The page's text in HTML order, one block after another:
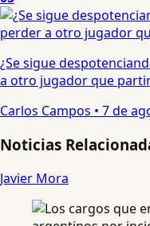
¿Se sigue
a otro jugador que
Carlos Campos • 7 de
Noticias
Javier Mora